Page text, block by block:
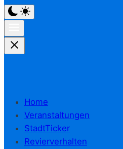
Home
Veranstaltungen
StadtTicker
Revierverhalten